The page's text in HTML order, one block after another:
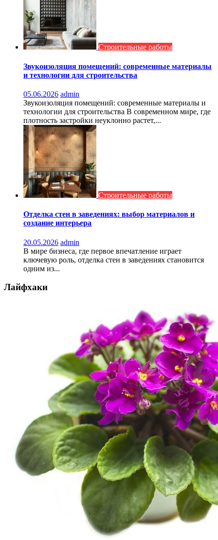
Строительные работы
Звукоизоляция помещений: современные материалы
и технологии для строительства
05.06.2026 admin
Звукоизоляция помещений: современные материалы и
технологии для строительства В современном мире, где
плотность застройки неуклонно растет,...
Строительные работы
Отделка стен в заведениях: выбор материалов и
создание интерьера
20.05.2026 admin
В мире бизнеса, где первое впечатление играет
ключевую роль, отделка стен в заведениях становится
одним из...
Лайфхаки